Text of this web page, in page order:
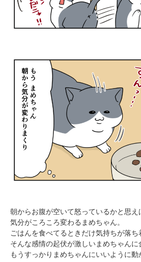
朝からお腹が空いて怒っているかと思え
気分がころころ変わるまめちゃん。
ごはんを食べてるときだけ気持ちが落ち
そんな感情の起伏が激しいまめちゃんに
もうすっかりまめちゃんにいいように動